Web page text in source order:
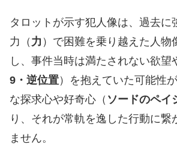
タロットが示す犯人像は、過去に
力（ 力 ）で困難を乗り越えた人物
し、事件当時は満たされない欲望
9・逆位置）を抱えていた可能性
な探求心や好奇心（ ソードのペイ
り、それが常軌を逸した行動に繋
ません。